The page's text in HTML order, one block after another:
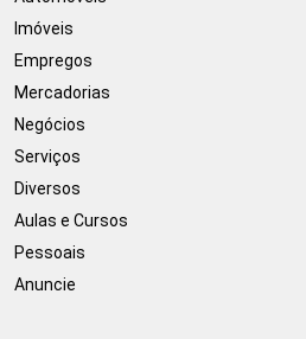
Imóveis
Empregos
Mercadorias
Negócios
Serviços
Diversos
Aulas e Cursos
Pessoais
Anuncie